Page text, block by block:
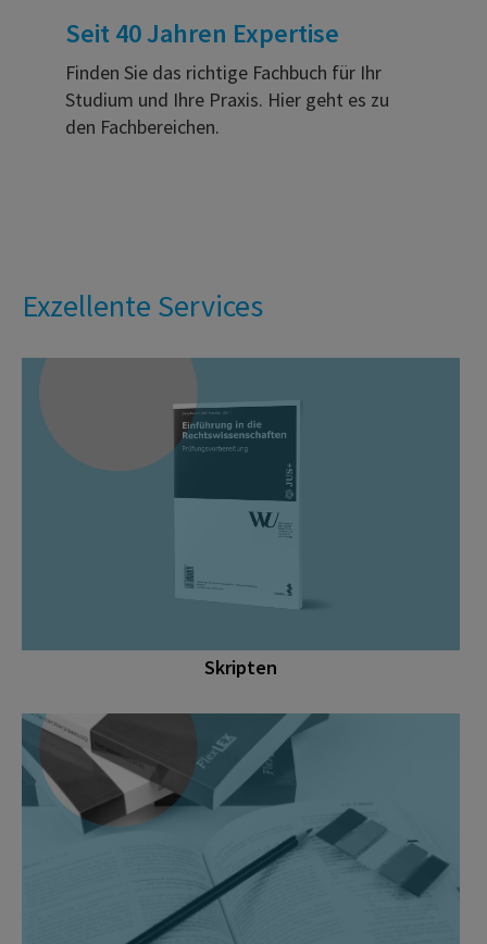
Seit 40 Jahren Expertise
Finden Sie das richtige Fachbuch für Ihr
Studium und Ihre Praxis. Hier geht es zu
den Fachbereichen.
Exzellente Services
Skripten